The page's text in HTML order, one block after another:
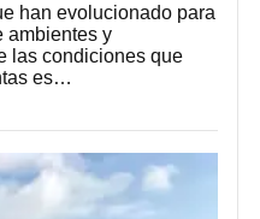
han evolucionado para
ambientes y
las condiciones que
es…